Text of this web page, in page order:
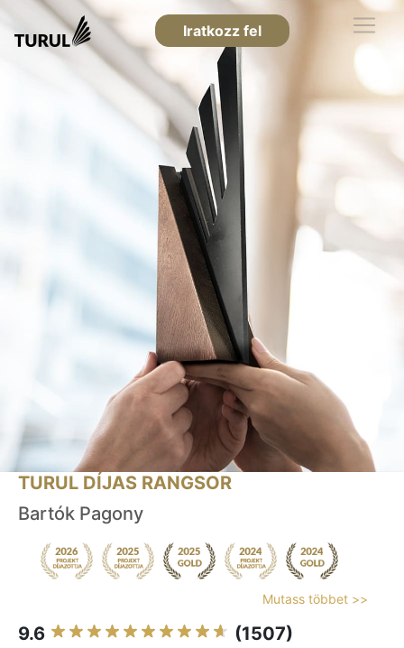
Iratkozz fel
TURUL DÍJAS RANGSOR
Bartók Pagony
Mutass többet >>
9.6 (1507)